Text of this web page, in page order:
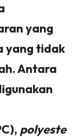
yang
yang tidak
Antara
polyeste